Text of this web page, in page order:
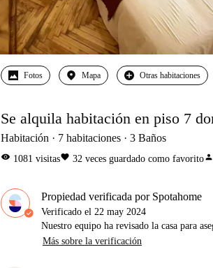
Fotos Mapa Otras habitaciones
Se alquila habitación en piso 7
Habitación 7 habitaciones 3 Baños
visibility 1081 visitasfavorite 32 veces guardado como favoritoperson
Propiedad verificada por Spotahome
Verificado el 22 may 2024
Nuestro equipo ha revisado la casa para
Más sobre la verificación